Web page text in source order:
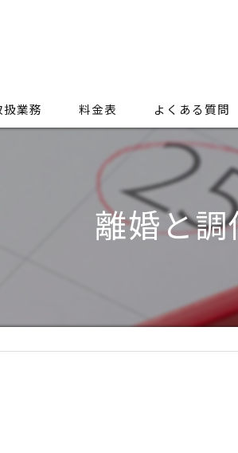
扱業務 料金表 よくある質問
離婚と調